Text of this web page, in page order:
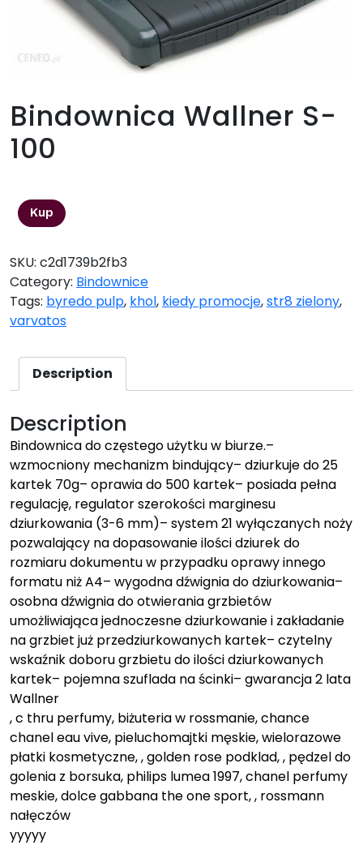
Bindownica Wallner S-
100
Kup
SKU: c2d1739b2fb3
Category: Bindownice
Tags: byredo pulp, khol, kiedy promocje,str8 zielony,
varvatos
Description
Description
Bindownica do częstego użytku w biurze.–
wzmocniony mechanizm bindujący– dziurkuje do 25
kartek 70g– oprawia do 500 kartek– posiada pełna
regulację, regulator szerokości marginesu
dziurkowania (3-6 mm)– system 21 wyłączanych noży
pozwalający na dopasowanie ilości dziurek do
rozmiaru dokumentu w przypadku oprawy innego
formatu niż A4– wygodna dźwignia do dziurkowania–
osobna dźwignia do otwierania grzbietów
umożliwiająca jednoczesne dziurkowanie i zakładanie
na grzbiet już przedziurkowanych kartek– czytelny
wskaźnik doboru grzbietu do ilości dziurkowanych
kartek– pojemna szuflada na ścinki– gwarancja 2 lata
Wallner
, c thru perfumy, biżuteria w rossmanie, chance
chanel eau vive, pieluchomajtki męskie, wielorazowe
płatki kosmetyczne, , golden rose podklad, , pędzel do
golenia z borsuka, philips lumea 1997, chanel perfumy
meskie, dolce gabbana the one sport, , rossmann
nałęczów
yyyyy